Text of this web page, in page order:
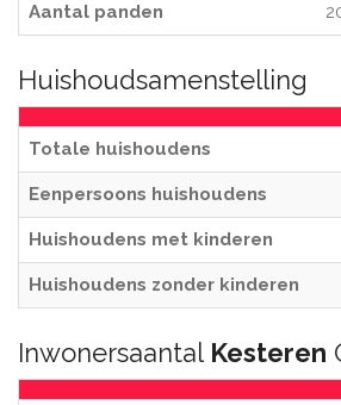
Aantal panden
Huishoudsamenstelling
Totale huishoudens
Eenpersoons huishoudens
Huishoudens met kinderen
Huishoudens zonder kinderen
Inwonersaantal Kesteren